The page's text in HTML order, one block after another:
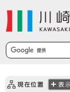
現在位置 表